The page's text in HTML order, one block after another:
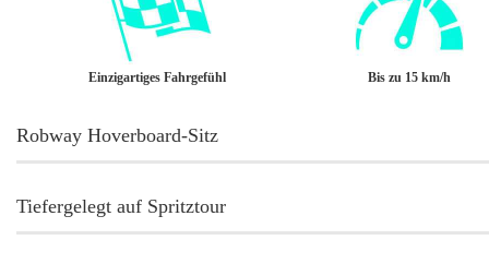
Einzigartiges Fahrgefühl Bis zu 15 km/h
Robway Hoverboard-Sitz
Tiefergelegt auf Spritztour